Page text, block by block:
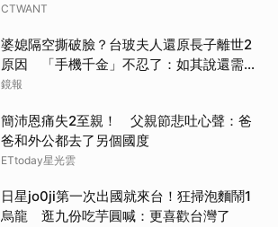
CTWANT
婆媳隔空撕破臉？台玻夫人還原長子離世2
原因 「手機千金」不忍了：如其說還需要
離開嗎？
鏡報
簡沛恩痛失2至親！ 父親節悲吐心聲：爸
爸和外公都去了另個國度
ETtoday星光雲
日星jo0ji第一次出國就來台！狂掃泡麵鬧1
烏龍 逛九份吃芋圓喊：更喜歡台灣了